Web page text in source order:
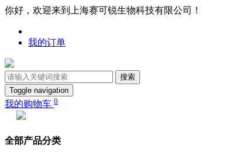
你好，欢迎来到上海赛可锐生物科技有限公司！
我的订单
搜索
Toggle navigation
我的购物车 0
全部产品分类